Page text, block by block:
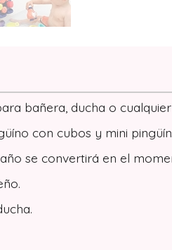
bañera, ducha o
con cubos y mini
se convertirá en el